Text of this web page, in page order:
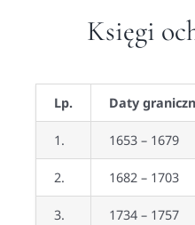
Księgi
Lp. Daty
1. 1653 – 1679
2. 1682 – 1703
3. 1734 – 1757